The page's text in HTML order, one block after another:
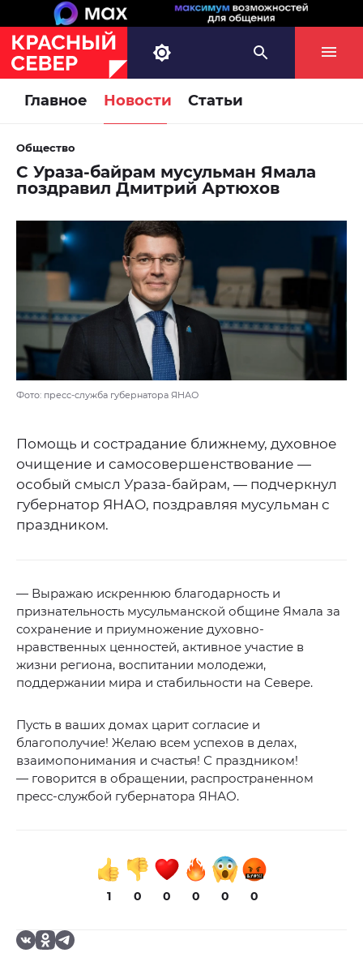
Главное Новости Статьи
Общество
С Ураза-байрам мусульман Ямала
поздравил Дмитрий Артюхов
Фото: пресс-служба губернатора ЯНАО
Помощь и сострадание ближнему, духовное
очищение и самосовершенствование —
особый смысл Ураза-байрам, — подчеркнул
губернатор ЯНАО, поздравляя мусульман с
праздником.
— Выражаю искреннюю благодарность и
признательность мусульманской общине Ямала за
сохранение и приумножение духовно-
нравственных ценностей, активное участие в
жизни региона, воспитании молодежи,
поддержании мира и стабильности на Севере.
Пусть в ваших домах царит согласие и
благополучие! Желаю всем успехов в делах,
взаимопонимания и счастья! С праздником!
— говорится в обращении, распространенном
пресс-службой губернатора ЯНАО.
1 0 0 0 0 0